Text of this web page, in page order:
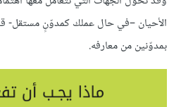
الأحيان –في حال عملك كمدوّنٍ مستقل-
بمدوّنين من معارفه.